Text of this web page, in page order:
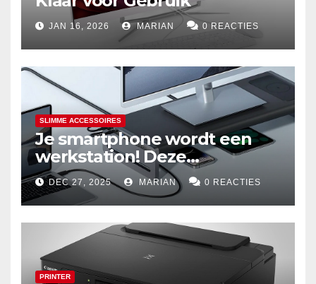
JAN 16, 2026 MARIAN 0 REACTIES
SLIMME ACCESSOIRES
Je smartphone wordt een
werkstation! Deze
dockingstations zijn het
waard om te kopen
DEC 27, 2025 MARIAN 0 REACTIES
PRINTER